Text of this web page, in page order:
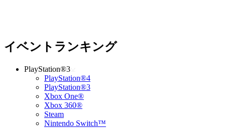
イベントランキング
PlayStation®3
PlayStation®4
PlayStation®3
Xbox One®
Xbox 360®
Steam
Nintendo Switch™